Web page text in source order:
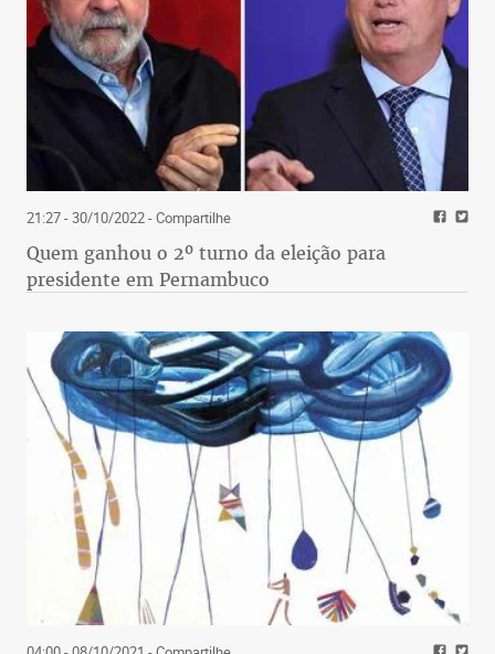
21:27 - 30/10/2022- Compartilhe
Quem ganhou o 2º turno da eleição para
presidente em Pernambuco